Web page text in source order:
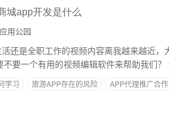
城app开发是什么
应用公园
还是全职工作的视频内容离我越来越近
学习 旅游APP存在的风险 APP代理推广合作